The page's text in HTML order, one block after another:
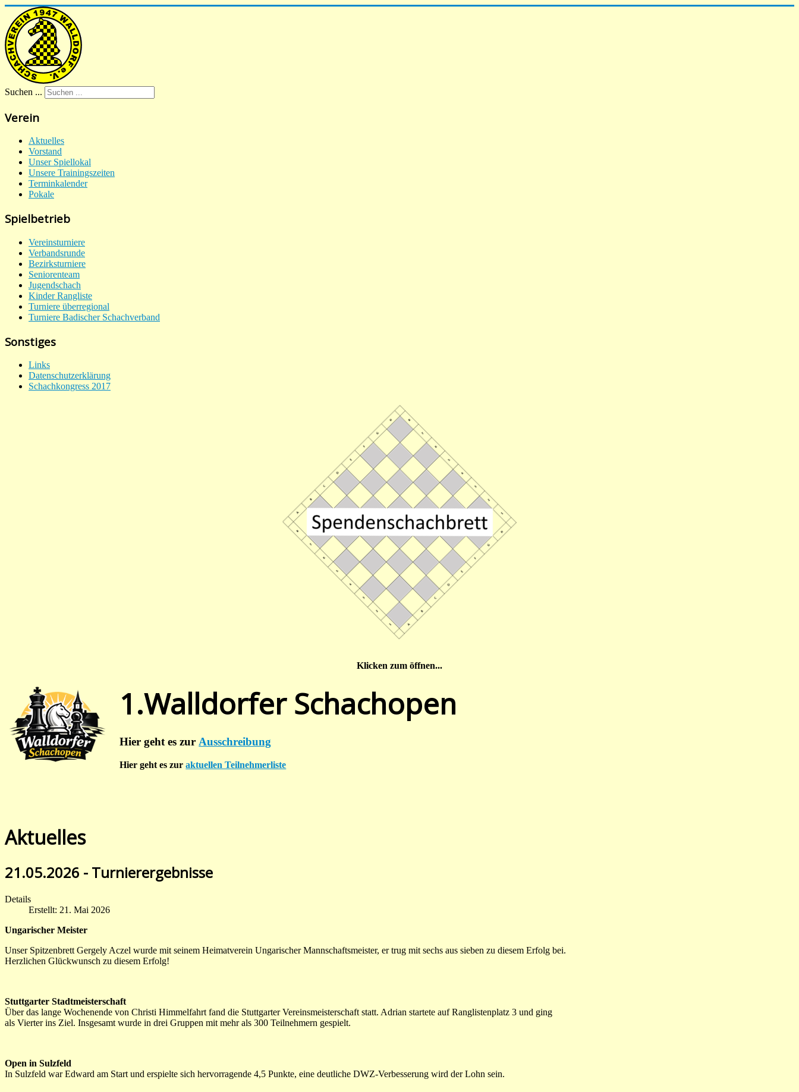
Suchen ...
Verein
Aktuelles
Vorstand
Unser Spiellokal
Unsere Trainingszeiten
Terminkalender
Pokale
Spielbetrieb
Vereinsturniere
Verbandsrunde
Bezirksturniere
Seniorenteam
Jugendschach
Kinder Rangliste
Turniere überregional
Turniere Badischer Schachverband
Sonstiges
Links
Datenschutzerklärung
Schachkongress 2017
Klicken zum öffnen...
1.Walldorfer Schachopen
Hier geht es zur Ausschreibung
Hier geht es zuraktuellen Teilnehmerliste
Aktuelles
21.05.2026 - Turnierergebnisse
Details
Erstellt: 21. Mai 2026
Ungarischer Meister
Unser Spitzenbrett Gergely Aczel wurde mit seinem Heimatverein Ungarischer Mannschaftsmeister, er trug mit sechs aus sieben zu diesem Erfolg bei.
Herzlichen Glückwunsch zu diesem Erfolg!
Stuttgarter Stadtmeisterschaft
Über das lange Wochenende von Christi Himmelfahrt fand die Stuttgarter Vereinsmeisterschaft statt. Adrian startete auf Ranglistenplatz 3 und ging
als Vierter ins Ziel. Insgesamt wurde in drei Gruppen mit mehr als 300 Teilnehmern gespielt.
Open in Sulzfeld
In Sulzfeld war Edward am Start und erspielte sich hervorragende 4,5 Punkte, eine deutliche DWZ-Verbesserung wird der Lohn sein.